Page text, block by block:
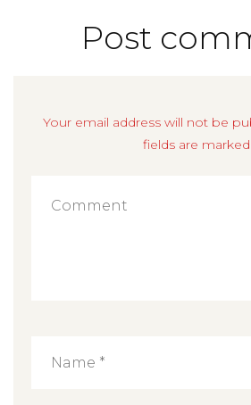
Post
Your email address will not be
fields are